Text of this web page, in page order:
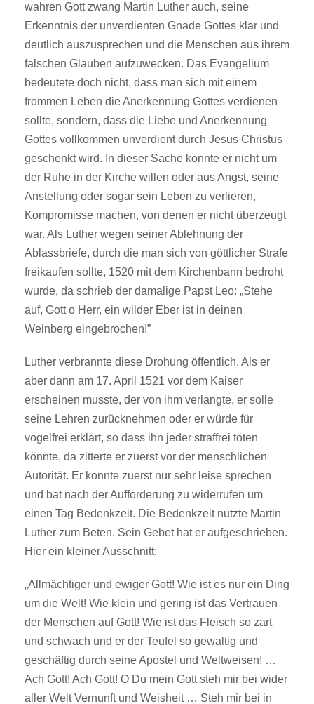
wahren Gott zwang Martin Luther auch, seine
Erkenntnis der unverdienten Gnade Gottes klar und
deutlich auszusprechen und die Menschen aus ihrem
falschen Glauben aufzuwecken. Das Evangelium
bedeutete doch nicht, dass man sich mit einem
frommen Leben die Anerkennung Gottes verdienen
sollte, sondern, dass die Liebe und Anerkennung
Gottes vollkommen unverdient durch Jesus Christus
geschenkt wird. In dieser Sache konnte er nicht um
der Ruhe in der Kirche willen oder aus Angst, seine
Anstellung oder sogar sein Leben zu verlieren,
Kompromisse machen, von denen er nicht überzeugt
war. Als Luther wegen seiner Ablehnung der
Ablassbriefe, durch die man sich von göttlicher Strafe
freikaufen sollte, 1520 mit dem Kirchenbann bedroht
wurde, da schrieb der damalige Papst Leo: „Stehe
auf, Gott o Herr, ein wilder Eber ist in deinen
Weinberg eingebrochen!”
Luther verbrannte diese Drohung öffentlich. Als er
aber dann am 17. April 1521 vor dem Kaiser
erscheinen musste, der von ihm verlangte, er solle
seine Lehren zurücknehmen oder er würde für
vogelfrei erklärt, so dass ihn jeder straffrei töten
könnte, da zitterte er zuerst vor der menschlichen
Autorität. Er konnte zuerst nur sehr leise sprechen
und bat nach der Aufforderung zu widerrufen um
einen Tag Bedenkzeit. Die Bedenkzeit nutzte Martin
Luther zum Beten. Sein Gebet hat er aufgeschrieben.
Hier ein kleiner Ausschnitt:
„Allmächtiger und ewiger Gott! Wie ist es nur ein Ding
um die Welt! Wie klein und gering ist das Vertrauen
der Menschen auf Gott! Wie ist das Fleisch so zart
und schwach und er der Teufel so gewaltig und
geschäftig durch seine Apostel und Weltweisen! …
Ach Gott! Ach Gott! O Du mein Gott steh mir bei wider
aller Welt Vernunft und Weisheit … Steh mir bei in